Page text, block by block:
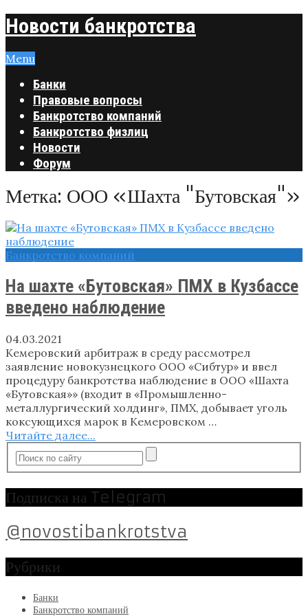
Новости банкротства
Menu
Банки
Правовые вопросы
Банкротство компаний
Банкротство физлиц
Новости
Форум
Метка: ООО «Шахта "Бутовская"»
Банкротство компаний
На шахте «Бутовская» ПМХ в Кузбассе
введено наблюдение
04.03.2021
Кемеровский арбитраж в среду рассмотрел
заявление новокузнецкого ООО «Сибтур» и ввел
процедуру банкротства наблюдение в ООО «Шахта
«Бутовская»» (входит в «Промышленно-
металлургический холдинг», ПМХ, добывает уголь
коксующихся марок в Кемеровском …
Читайте далее...
Подписка на Telegram
@novostibankrotstva
Рубрики
Банки
Банкротство компаний